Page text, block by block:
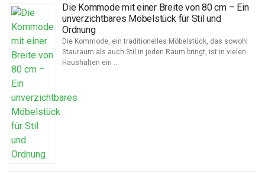
Die Kommode mit einer Breite von 80 cm – Ein
unverzichtbares Möbelstück für Stil und
Ordnung
Die Kommode, ein traditionelles Möbelstück, das sowohl
Stauraum als auch Stil in jeden Raum bringt, ist in vielen
Haushalten ein …